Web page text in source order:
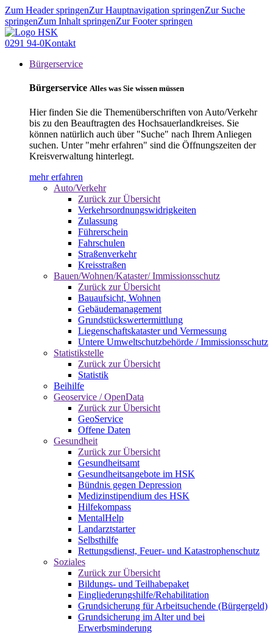
Zum Header springenZur Hauptnavigation springenZur Suche
springenZum Inhalt springenZur Footer springen
0291 94-0Kontakt
Bürgerservice
Bürgerservice Alles was Sie wissen müssen
Hier finden Sie die Themenüberschriften von Auto/Verkehr
bis zu den Beauftragten des Hochsauerlandkreises. Sie
können natürlich auch über "Suche" nach Ihrem Anliegen
suchen. Unter "mehr erfahren" sind die Öffnungszeiten der
Kreisverwaltung hinterlegt.
mehr erfahren
Auto/Verkehr
Zurück zur Übersicht
Verkehrsordnungswidrigkeiten
Zulassung
Führerschein
Fahrschulen
Straßenverkehr
Kreisstraßen
Bauen/Wohnen/Kataster/ Immissionsschutz
Zurück zur Übersicht
Bauaufsicht, Wohnen
Gebäudemanagement
Grundstückswertermittlung
Liegenschaftskataster und Vermessung
Untere Umweltschutzbehörde / Immissionsschutz
Statistikstelle
Zurück zur Übersicht
Statistik
Beihilfe
Geoservice / OpenData
Zurück zur Übersicht
GeoService
Offene Daten
Gesundheit
Zurück zur Übersicht
Gesundheitsamt
Gesundheitsangebote im HSK
Bündnis gegen Depression
Medizinstipendium des HSK
Hilfekompass
MentalHelp
Landarztstarter
Selbsthilfe
Rettungsdienst, Feuer- und Katastrophenschutz
Soziales
Zurück zur Übersicht
Bildungs- und Teilhabepaket
Eingliederungshilfe/Rehabilitation
Grundsicherung für Arbeitsuchende (Bürgergeld)
Grundsicherung im Alter und bei
Erwerbsminderung